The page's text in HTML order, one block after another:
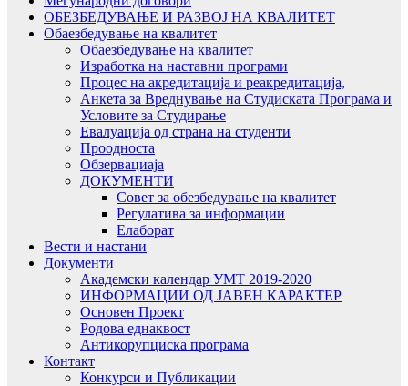
ОБЕЗБЕДУВАЊЕ И РАЗВОЈ НА КВАЛИТЕТ
Обаезбедување на квалитет
Обаезбедување на квалитет
Изработка на наставни програми
Процес на акредитација и реакредитација,
Анкета за Вреднување на Студиската Програма и
Условите за Студирање
Евалуација од страна на студенти
Проодноста
Обзервациаја
ДОКУМЕНТИ
Совет за обезбедување на квалитет
Регулатива за информации
Елаборат
Вести и настани
Документи
Академски календар УМТ 2019-2020
ИНФОРМАЦИИ ОД ЈАВЕН КАРАКТЕР
Основен Проект
Родова еднаквост
Антикорупциска програма
Контакт
Конкурси и Публикации